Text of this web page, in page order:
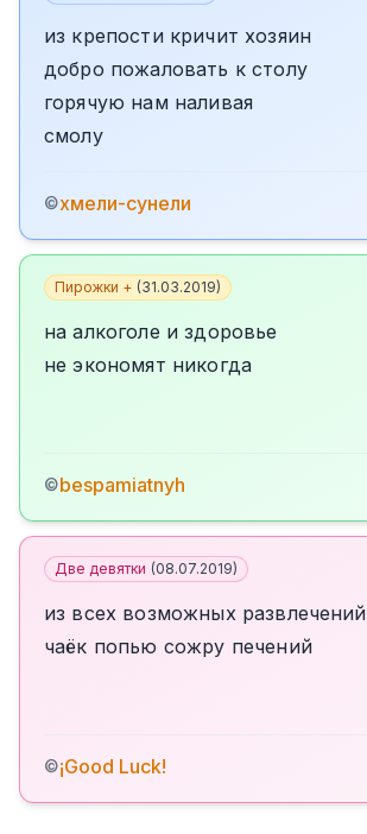
из крепости кричит хозяин
добро пожаловать к столу
горячую нам наливая
смолу
©хмели-сунели
Пирожки + (31.03.2019)
на алкоголе и здоровье
не экономят никогда
©bespamiatnyh
Две девятки (08.07.2019)
из всех возможных развлечений
чаёк попью сожру печений
©¡Good Luck!